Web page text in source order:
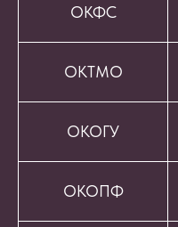
ОКФС
ОКТМО
ОКОГУ
ОКОПФ